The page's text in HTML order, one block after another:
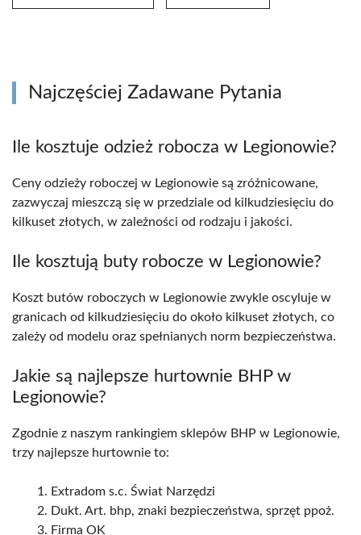
Najczęściej Zadawane Pytania
Ile kosztuje odzież robocza w Legionowie?
Ceny odzieży roboczej w Legionowie są zróżnicowane,
zazwyczaj mieszczą się w przedziale od kilkudziesięciu do
kilkuset złotych, w zależności od rodzaju i jakości.
Ile kosztują buty robocze w Legionowie?
Koszt butów roboczych w Legionowie zwykle oscyluje w
granicach od kilkudziesięciu do około kilkuset złotych, co
zależy od modelu oraz spełnianych norm bezpieczeństwa.
Jakie są najlepsze hurtownie BHP w
Legionowie?
Zgodnie z naszym rankingiem sklepów BHP w Legionowie,
trzy najlepsze hurtownie to:
Extradom s.c. Świat Narzędzi
Dukt. Art. bhp, znaki bezpieczeństwa, sprzęt ppoż.
Firma OK